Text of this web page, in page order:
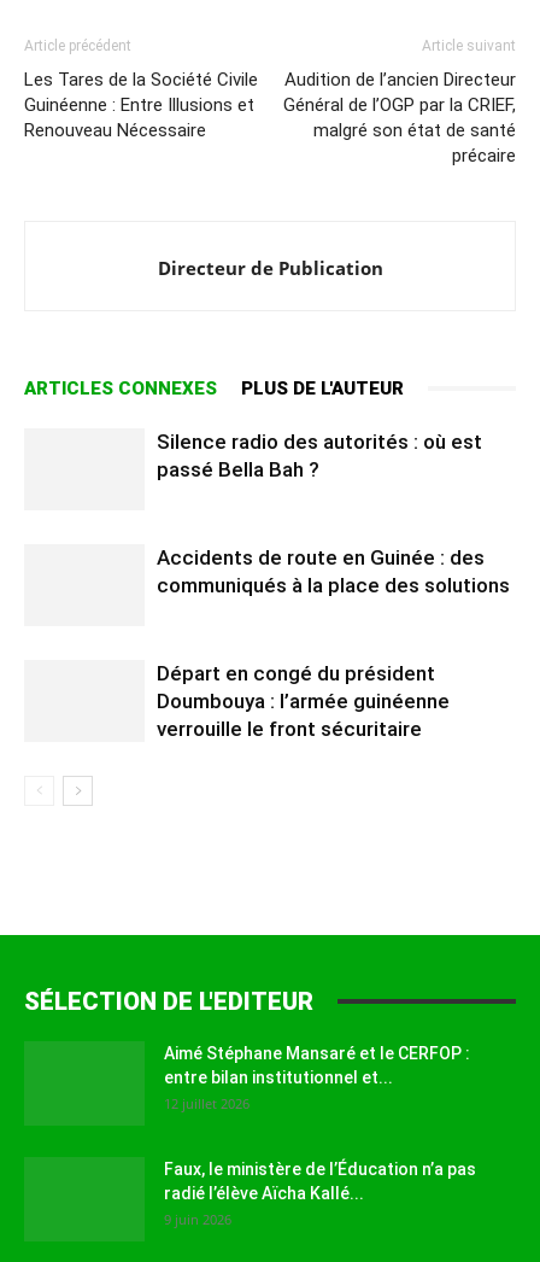
Article précédent
Les Tares de la Société Civile
Guinéenne : Entre Illusions et
Renouveau Nécessaire
Article suivant
Audition de l’ancien Directeur
Général de l’OGP par la CRIEF,
malgré son état de santé
précaire
Directeur de Publication
ARTICLES CONNEXES PLUS DE L'AUTEUR
Silence radio des autorités : où est
passé Bella Bah ?
Accidents de route en Guinée : des
communiqués à la place des solutions
Départ en congé du président
Doumbouya : l’armée guinéenne
verrouille le front sécuritaire
SÉLECTION DE L'EDITEUR
Aimé Stéphane Mansaré et le CERFOP :
entre bilan institutionnel et...
12 juillet 2026
Faux, le ministère de l’Éducation n’a pas
radié l’élève Aïcha Kallé...
9 juin 2026